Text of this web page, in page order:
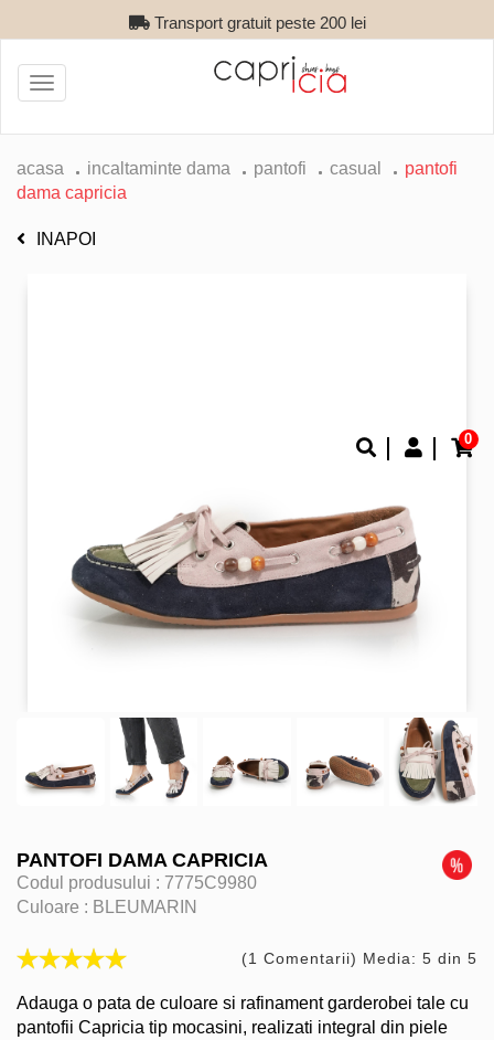
Transport gratuit peste 200 lei
0
Toggle
navigation
acasa incaltaminte dama pantofi casual
pantofi
dama capricia
INAPOI
PANTOFI DAMA CAPRICIA
Codul produsului : 7775C9980
Culoare : BLEUMARIN
(1 Comentarii) Media: 5 din 5
Adauga o pata de culoare si rafinament garderobei tale cu
pantofii Capricia tip mocasini, realizati integral din piele